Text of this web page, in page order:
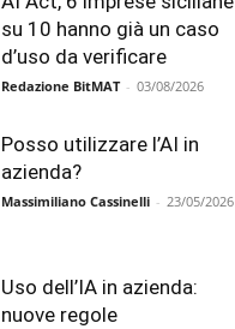
su 10 hanno già un caso
d’uso da verificare
Redazione BitMAT - 03/08/2026
Posso utilizzare l’AI in
azienda?
Massimiliano Cassinelli - 23/05/2026
Uso dell’IA in azienda:
nuove regole